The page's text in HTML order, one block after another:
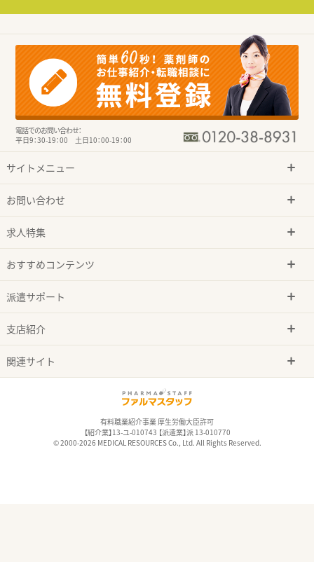
電話でのお問い合わせ：
平日9：30-19：00 土日10：00-19：00
サイトメニュー
お問い合わせ
求人特集
おすすめコンテンツ
派遣サポート
支店紹介
関連サイト
有料職業紹介事業 厚生労働大臣許可
【紹介業】13-ユ-010743 【派遣業】派 13-010770
© 2000-2026 MEDICAL RESOURCES Co., Ltd. All Rights Reserved.